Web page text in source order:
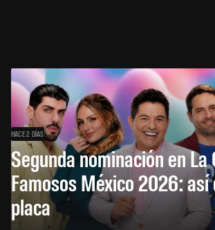
HACE 2 DÍAS
Segunda nominación en La
Famosos México 2026: así
placa